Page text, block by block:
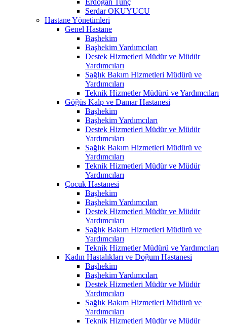
Serdar OKUYUCU
Hastane Yönetimleri
Genel Hastane
Başhekim
Başhekim Yardımcıları
Destek Hizmetleri Müdür ve Müdür
Yardımcıları
Sağlık Bakım Hizmetleri Müdürü ve
Yardımcıları
Teknik Hizmetler Müdürü ve Yardımcıları
Göğüs Kalp ve Damar Hastanesi
Başhekim
Başhekim Yardımcıları
Destek Hizmetleri Müdür ve Müdür
Yardımcıları
Sağlık Bakım Hizmetleri Müdürü ve
Yardımcıları
Teknik Hizmetleri Müdür ve Müdür
Yardımcıları
Çocuk Hastanesi
Başhekim
Başhekim Yardımcıları
Destek Hizmetleri Müdür ve Müdür
Yardımcıları
Sağlık Bakım Hizmetleri Müdürü ve
Yardımcıları
Teknik Hizmetler Müdürü ve Yardımcıları
Kadın Hastalıkları ve Doğum Hastanesi
Başhekim
Başhekim Yardımcıları
Destek Hizmetleri Müdür ve Müdür
Yardımcıları
Sağlık Bakım Hizmetleri Müdürü ve
Yardımcıları
Teknik Hizmetleri Müdür ve Müdür